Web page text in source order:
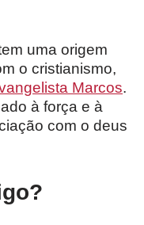
uma origem
o cristianismo,
Marcos.
à força e à
com o deus